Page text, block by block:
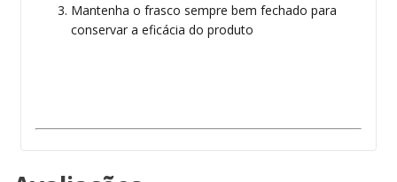
Mantenha o frasco sempre bem fechado para
conservar a eficácia do produto